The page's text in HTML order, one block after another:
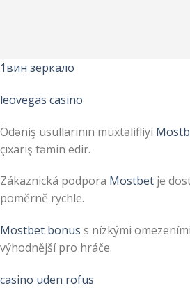
1вин зеркало
leovegas casino
Ödəniş üsullarının müxtəlifliyi
çıxarış təmin edir.
Zákaznická podpora Mostbet je
poměrně rychle.
Mostbet bonus s nízkými
výhodnější pro hráče.
casino uden rofus